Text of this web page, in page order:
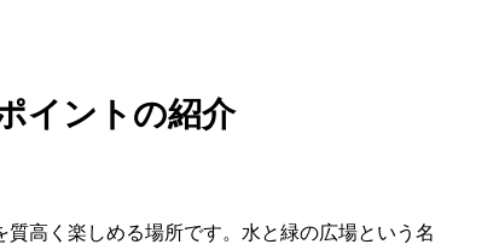
イントの紹介
高く楽しめる場所です。水と緑の広場という名